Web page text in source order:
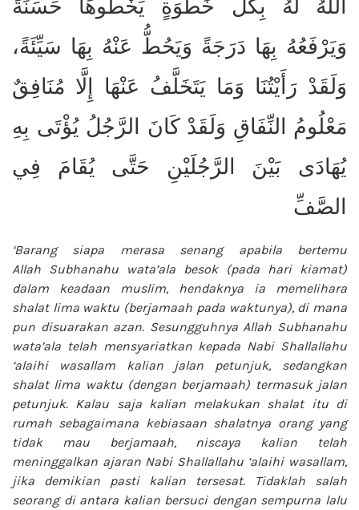
اللهُ لَهُ بِكُلِّ خَطْوَةٍ يَخْطُوهَا حَسَنَةً
وَيَرْفَعُهُ بِهَا دَرَجَةً وَيَحُطُّ عَنْهُ بِهَا سَيِّئَةً،
وَلَقَدْ رَأَيْتُنَا وَمَا يَتَخَلَّفُ عَنْهَا إِلَّا مُنَافِقٌ
مَعْلُومُ النِّفَاقِ وَلَقَدْ كَانَ الرَّجُلُ يُؤْتَى بِهِ
يُهَادَى بَيْنَ الرَّجُلَيْنِ حَتَّى يُقَامَ فِي
الصَّفِّ
‘Barang siapa merasa senang apabila bertemu
Allah Subhanahu wata’ala
besok (pada hari kiamat)
dalam keadaan muslim, hendaknya ia memelihara
shalat lima waktu (berjamaah pada waktunya), di mana
pun disuarakan azan. Sesungguhnya Allah Subhanahu
wata’ala telah mensyariatkan kepada Nabi Shallallahu
‘alaihi wasallam
kalian jalan petunjuk, sedangkan
shalat lima waktu (dengan berjamaah) termasuk jalan
petunjuk. Kalau saja kalian melakukan shalat itu di
rumah sebagaimana kebiasaan shalatnya orang yang
tidak mau berjamaah, niscaya kalian telah
meninggalkan ajaran Nabi Shallallahu ‘alaihi wasallam,
jika demikian pasti kalian tersesat. Tidaklah salah
seorang di antara kalian bersuci dengan sempurna lalu